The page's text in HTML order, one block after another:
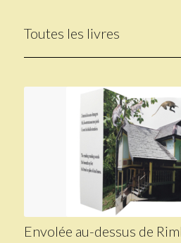
Toutes les livres
Envolée au-dessus de